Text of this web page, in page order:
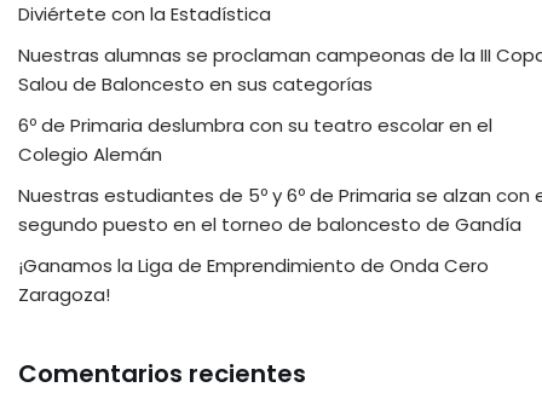
Diviértete con la Estadística
Nuestras alumnas se proclaman campeonas de la III
Salou de Baloncesto en sus categorías
6º de Primaria deslumbra con su teatro escolar en el
Colegio Alemán
Nuestras estudiantes de 5º y 6º de Primaria se alzan con
segundo puesto en el torneo de baloncesto de Gandía
¡Ganamos la Liga de Emprendimiento de Onda Cero
Zaragoza!
Comentarios recientes